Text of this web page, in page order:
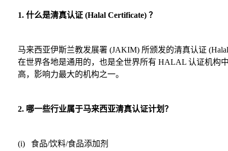
1. 什么是清真认证 (Halal Certificate) ？
马来西亚伊斯兰教发展署 (JAKIM) 所颁发的清真认证 (Halal
在世界各地是通用的，也是全世界所有 HALAL 认证机构
高，影响力最大的机构之一。
2. 哪一些行业属于马来西亚清真认证计划？
(i) 食品/饮料/食品添加剂